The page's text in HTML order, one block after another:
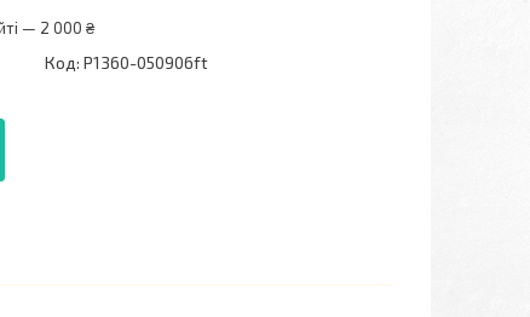
— 2 000 ₴
Код: P1360-050906ft